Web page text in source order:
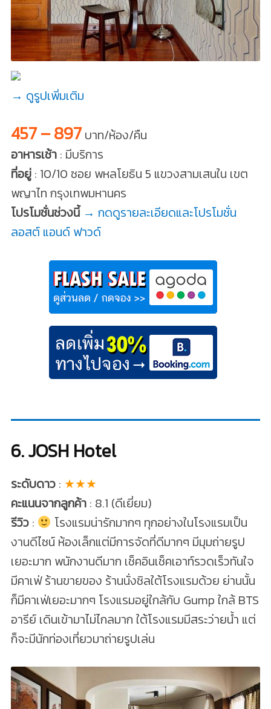
→ ดูรูปเพิ่มเติม
457 – 897บาท/ห้อง/คืน
อาหารเช้า: มีบริการ
ที่อยู่: 10/10 ซอย พหลโยธิน 5 แขวงสามเสนใน เขต
พญาไท กรุงเทพมหานคร
โปรโมชั่นช่วงนี้ → กดดูรายละเอียดและโปรโมชั่น
ลอสต์ แอนด์ ฟาวด์
6. JOSH Hotel
ระดับดาว: ★★★
คะแนนจากลูกค้า: 8.1 (ดีเยี่ยม)
รีวิว:
โรงแรมน่ารักมากๆ ทุกอย่างในโรงแรมเป็น
งานดีไซน์ ห้องเล็กแต่มีการจัดที่ดีมากๆ มีมุมถ่ายรูป
เยอะมาก พนักงานดีมาก เช็คอินเช็คเอาท์รวดเร็วทันใจ
มีคาเฟ่ ร้านขายของ ร้านนั่งชิลใต้โรงแรมด้วย ย่านนั้น
ก็มีคาเฟ่เยอะมากๆ โรงแรมอยู่ใกล้กับ Gump ใกล้ BTS
อารีย์ เดินเข้ามาไม่ไกลมาก ใต้โรงแรมมีสระว่ายน้ำ แต่
ก็จะมีนักท่องเที่ยวมาถ่ายรูปเล่น